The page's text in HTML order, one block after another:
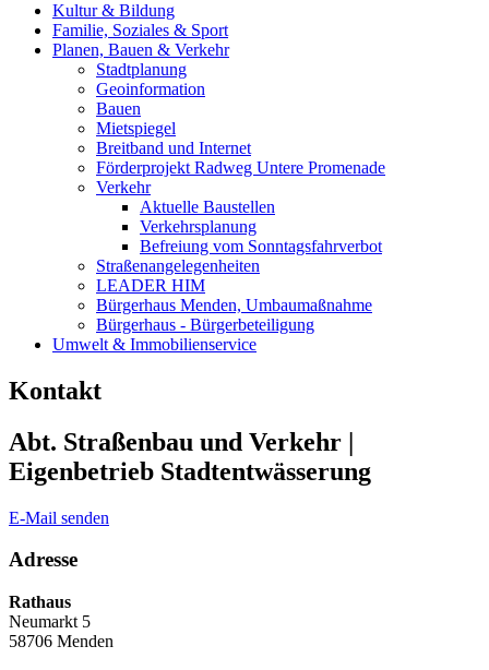
Kultur & Bildung
Familie, Soziales & Sport
Planen, Bauen & Verkehr
Stadtplanung
Geoinformation
Bauen
Mietspiegel
Breitband und Internet
Förderprojekt Radweg Untere Promenade
Verkehr
Aktuelle Baustellen
Verkehrsplanung
Befreiung vom Sonntagsfahrverbot
Straßenangelegenheiten
LEADER HIM
Bürgerhaus Menden, Umbaumaßnahme
Bürgerhaus - Bürgerbeteiligung
Umwelt & Immobilienservice
Kontakt
Abt. Straßenbau und Verkehr |
Eigenbetrieb Stadtentwässerung
E-Mail senden
Adresse
Rathaus
Neumarkt 5
58706 Menden